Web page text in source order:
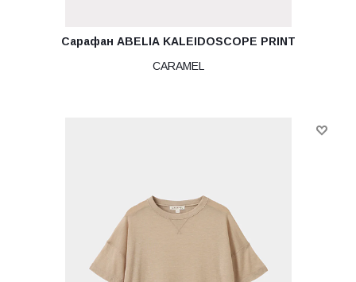
Сарафан ABELIA KALEIDOSCOPE PRINT
CARAMEL